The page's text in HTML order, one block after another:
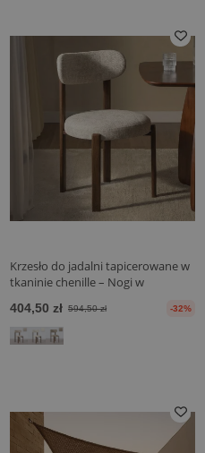
Krzesło do jadalni tapicerowane w
tkaninie chenille – Nogi w
Ergonomiczny i nowoczesny
design – Okare
404,50 zł 594,50 zł -32%